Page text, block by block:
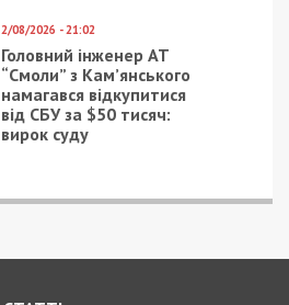
2/08/2026 - 21:02
Головний інженер АТ
“Смоли” з Кам’янського
намагався відкупитися
від СБУ за $50 тисяч:
вирок суду